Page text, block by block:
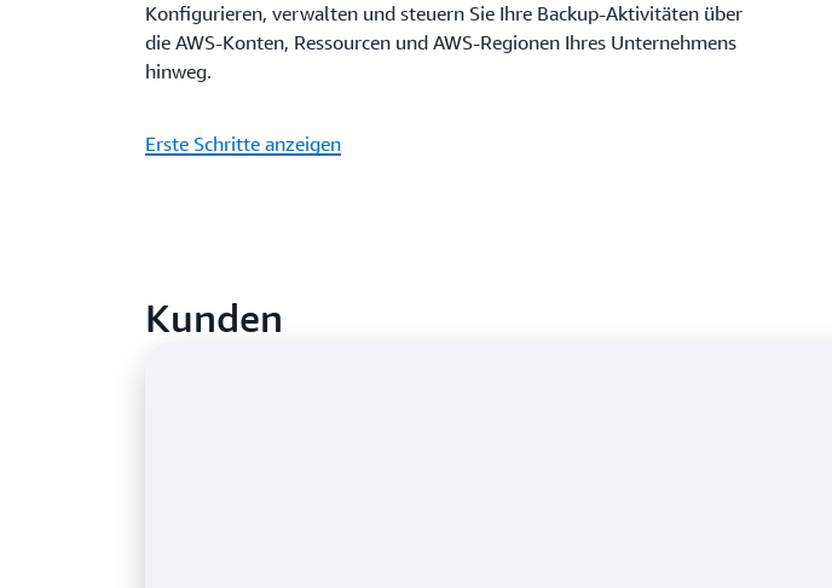
Konfigurieren, verwalten und steuern Sie Ihre Backup-Aktivitäten über
die AWS-Konten, Ressourcen und AWS-Regionen Ihres Unternehmens
hinweg.
Erste Schritte anzeigen
Kunden